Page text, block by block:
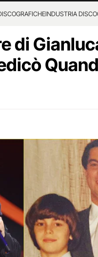
INDUSTRIA
di